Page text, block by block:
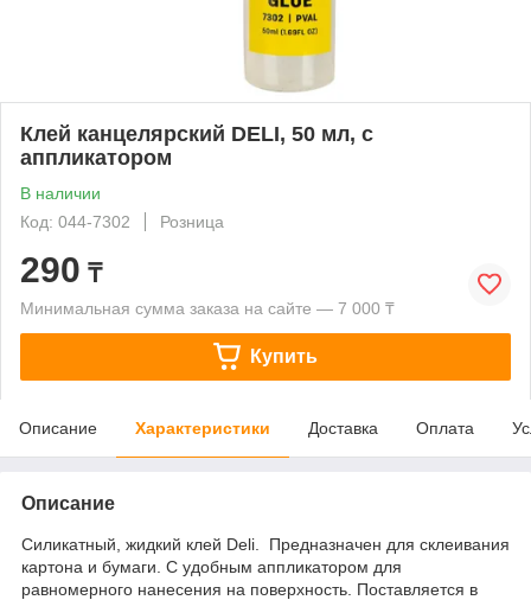
Клей канцелярский DELI, 50 мл, с
аппликатором
В наличии
Код: 044-7302
Розница
290 ₸
Минимальная сумма заказа на сайте — 7 000 ₸
Купить
Описание Характеристики Доставка Оплата
Описание
Силикатный, жидкий клей Deli. Предназначен для склеивания
картона и бумаги. С удобным аппликатором для
равномерного нанесения на поверхность. Поставляется в